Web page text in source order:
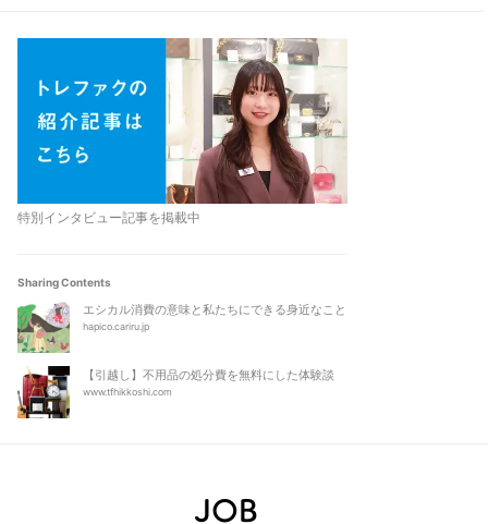
特別インタビュー記事を掲載中
Sharing Contents
エシカル消費の意味と私たちにできる身近なこと
hapico.cariru.jp
【引越し】不用品の処分費を無料にした体験談
www.tfhikkoshi.com